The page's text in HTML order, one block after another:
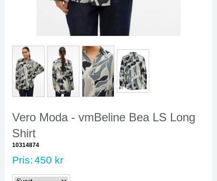
Vero Moda - vmBeline Bea LS Long
Shirt
10314874
Pris: 450 kr